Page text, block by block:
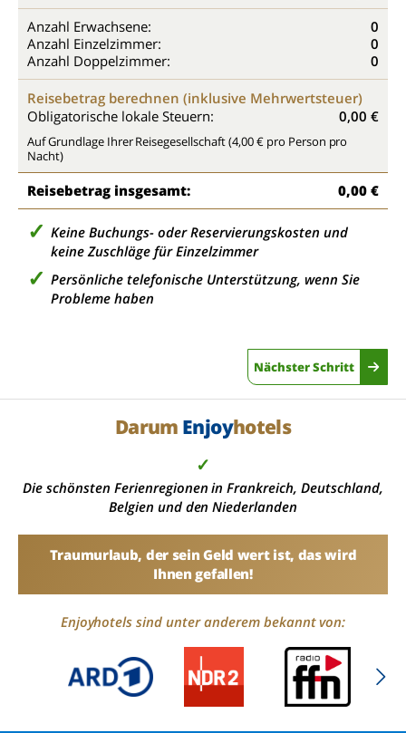
Anzahl Erwachsene:
0
Anzahl Einzelzimmer:
0
Anzahl Doppelzimmer:
0
Reisebetrag berechnen (inklusive Mehrwertsteuer)
Obligatorische lokale Steuern:
0,00 €
Auf Grundlage Ihrer Reisegesellschaft (4,00 € pro Person pro
Nacht)
Reisebetrag insgesamt: 0,00 €
Keine Buchungs- oder Reservierungskosten und
keine Zuschläge für Einzelzimmer
Persönliche telefonische Unterstützung, wenn Sie
Probleme haben
Nächster Schritt
Darum Enjoyhotels
✓
Die schönsten Ferienregionen in Frankreich, Deutschland,
Belgien und den Niederlanden
Traumurlaub, der sein Geld wert ist, das wird
Ihnen gefallen!
Enjoyhotels sind unter anderem bekannt von: